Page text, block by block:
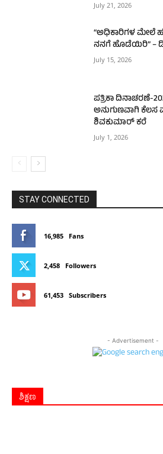
July 21, 2026
“ಅಧಿಕಾರಿಗಳ ಮೇಲೆ
ನನಗೆ ಹೊಡೆಯಿರಿ” –
July 15, 2026
ಪತ್ರಿಕಾ ದಿನಾಚರಣೆ-
ಅನುಗುಣವಾಗಿ ಕೆಲಸ
ಶಿವಕುಮಾರ್ ಕರೆ
July 1, 2026
STAY CONNECTED
16,985 Fans
2,458 Followers
61,453 Subscribers
- Advertisement -
ಶಿಕ್ಷಣ